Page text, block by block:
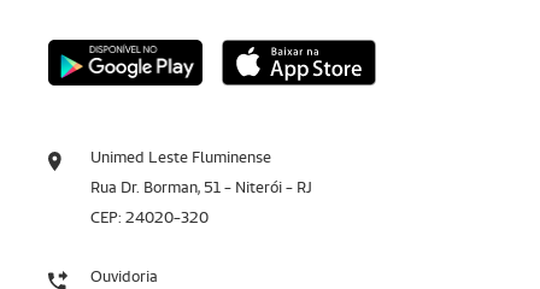
Unimed Leste Fluminense
Rua Dr. Borman, 51 - Niterói - RJ
CEP: 24020-320
Ouvidoria